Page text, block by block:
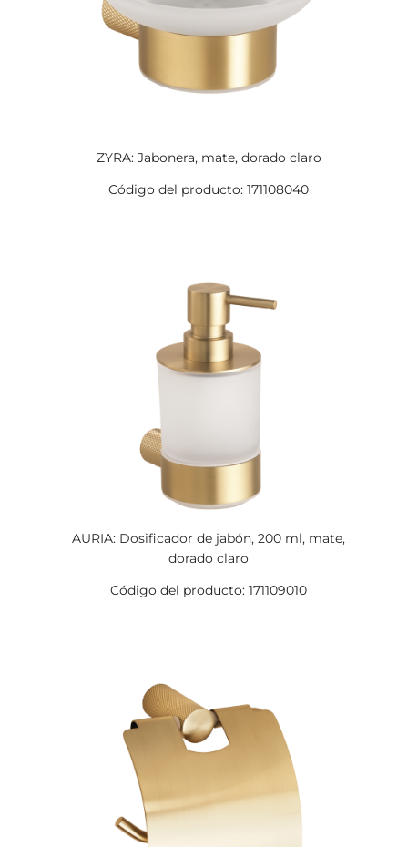
ZYRA: Jabonera, mate, dorado claro
Código del producto: 171108040
AURIA: Dosificador de jabón, 200 ml, mate,
dorado claro
Código del producto: 171109010